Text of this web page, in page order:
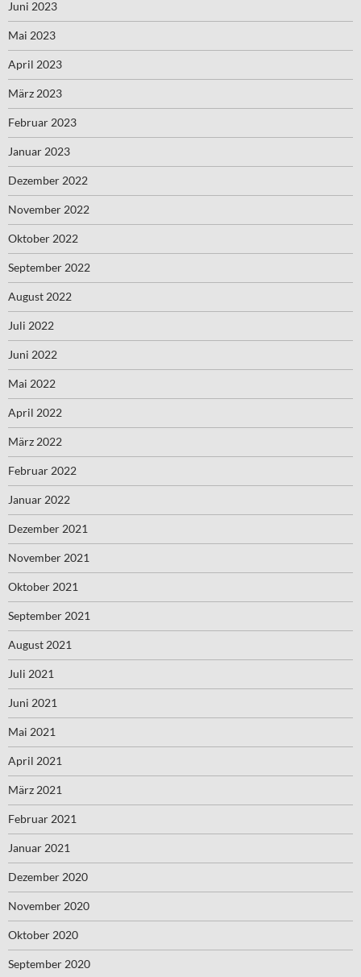
Juni 2023
Mai 2023
April 2023
März 2023
Februar 2023
Januar 2023
Dezember 2022
November 2022
Oktober 2022
September 2022
August 2022
Juli 2022
Juni 2022
Mai 2022
April 2022
März 2022
Februar 2022
Januar 2022
Dezember 2021
November 2021
Oktober 2021
September 2021
August 2021
Juli 2021
Juni 2021
Mai 2021
April 2021
März 2021
Februar 2021
Januar 2021
Dezember 2020
November 2020
Oktober 2020
September 2020